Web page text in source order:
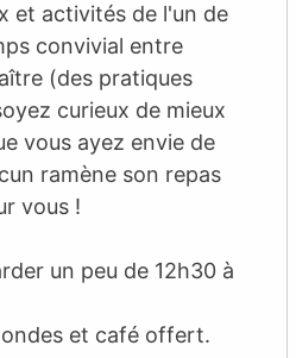
et activités de l'un de
convivial entre
(des pratiques
curieux de mieux
vous ayez envie de
ramène son repas
vous !
un peu de 12h30 à
et café offert.